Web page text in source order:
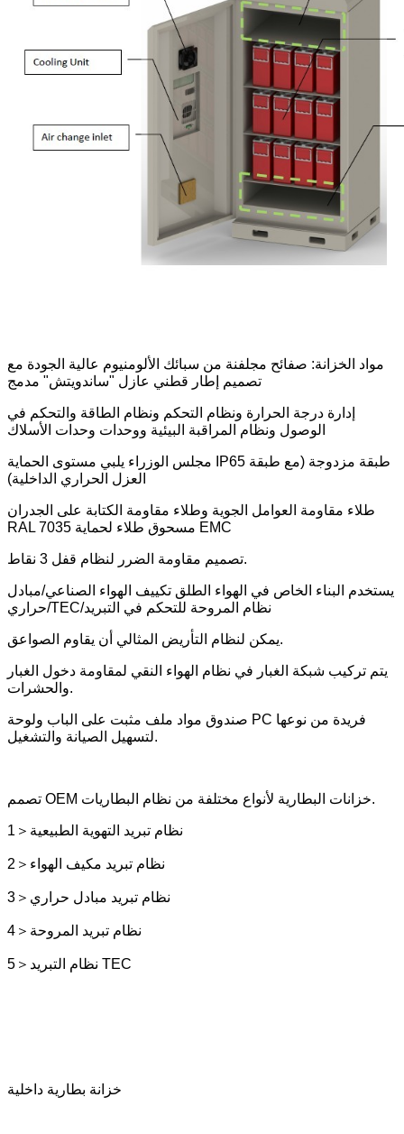
مواد الخزانة: صفائح مجلفنة من سبائك الألومنيوم عالية الجودة مع
تصميم إطار قطني عازل "ساندويتش" مدمج
إدارة درجة الحرارة ونظام التحكم ونظام الطاقة والتحكم في
الوصول ونظام المراقبة البيئية ووحدات وحدات الأسلاك
مجلس الوزراء يلبي مستوى الحماية IP65 طبقة مزدوجة (مع طبقة
العزل الحراري الداخلية)
طلاء مقاومة العوامل الجوية وطلاء مقاومة الكتابة على الجدران
RAL 7035 مسحوق طلاء لحماية EMC
تصميم مقاومة الضرر لنظام قفل 3 نقاط.
يستخدم البناء الخاص في الهواء الطلق تكييف الهواء الصناعي/مبادل
حراري/TEC/نظام المروحة للتحكم في التبريد
يمكن لنظام التأريض المثالي أن يقاوم الصواعق.
يتم تركيب شبكة الغبار في نظام الهواء النقي لمقاومة دخول الغبار
والحشرات.
صندوق مواد ملف مثبت على الباب ولوحة PC فريدة من نوعها
لتسهيل الصيانة والتشغيل.
تصمم OEM خزانات البطارية لأنواع مختلفة من نظام البطاريات.
1 ＞ نظام تبريد التهوية الطبيعية
2 ＞ نظام تبريد مكيف الهواء
3 ＞ نظام تبريد مبادل حراري
4 ＞ نظام تبريد المروحة
5 ＞ نظام التبريد TEC
خزانة بطارية داخلية